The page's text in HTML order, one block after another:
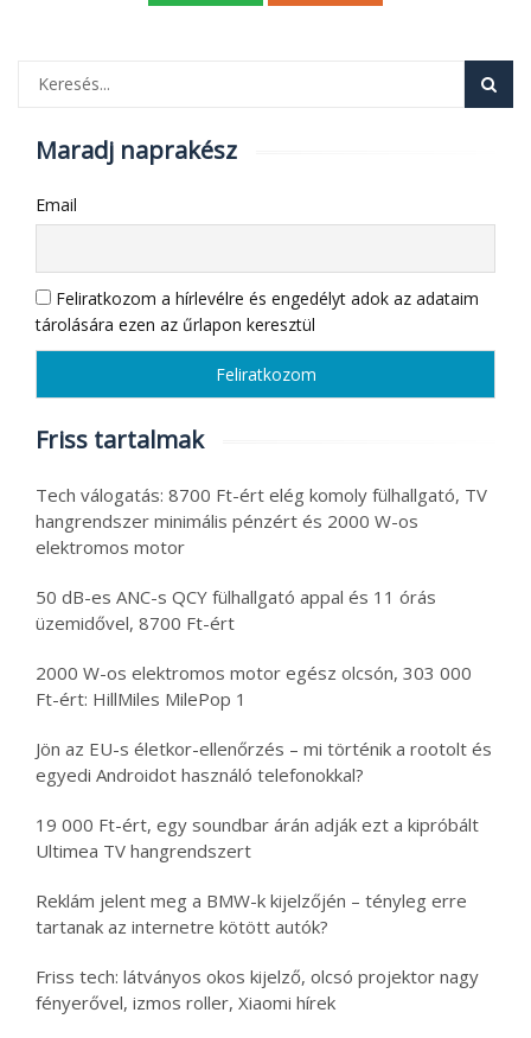
Maradj naprakész
Email
Feliratkozom a hírlevélre és engedélyt adok az adataim
tárolására ezen az űrlapon keresztül
Friss tartalmak
Tech válogatás: 8700 Ft-ért elég komoly fülhallgató, TV
hangrendszer minimális pénzért és 2000 W-os
elektromos motor
50 dB-es ANC-s QCY fülhallgató appal és 11 órás
üzemidővel, 8700 Ft-ért
2000 W-os elektromos motor egész olcsón, 303 000
Ft-ért: HillMiles MilePop 1
Jön az EU-s életkor-ellenőrzés – mi történik a rootolt és
egyedi Androidot használó telefonokkal?
19 000 Ft-ért, egy soundbar árán adják ezt a kipróbált
Ultimea TV hangrendszert
Reklám jelent meg a BMW-k kijelzőjén – tényleg erre
tartanak az internetre kötött autók?
Friss tech: látványos okos kijelző, olcsó projektor nagy
fényerővel, izmos roller, Xiaomi hírek